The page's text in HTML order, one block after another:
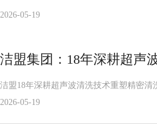
2026-05-19
洁盟集团：18年深耕超声
洁盟18年深耕超声波清洗技术重塑精密清
2026-05-19